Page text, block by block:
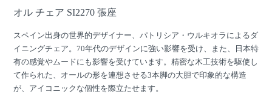
オル チェア SI2270 張座
スペイン出身の世界的デザイナー、パトリシア・ウルキオラによるダ
イニングチェア。70年代のデザインに強い影響を受け、また、日本特
有の感覚やムードにも影響を受けています。精密な木工技術を駆使し
て作られた、オールの形を連想させる3本脚の大胆で印象的な構造
が、アイコニックな個性を際立たせます。